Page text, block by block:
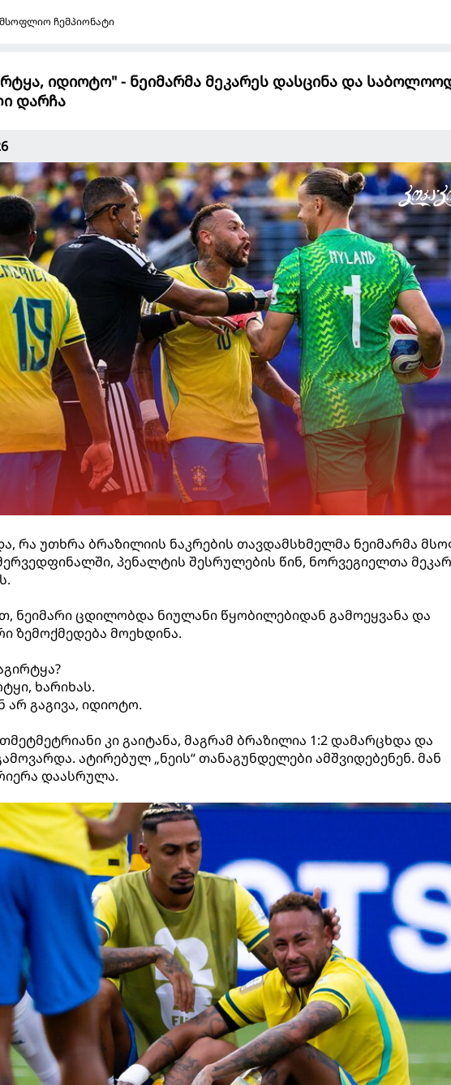
მსოფლიო ჩემპიონატი
იდიოტო" - ნეიმარმა მეკარეს დასცინა და
დარჩა
რა უთხრა ბრაზილიის ნაკრების თავდამსხმელმა ნეიმარმა
პენალტის შესრულების წინ, ნორვეგიელთა
ნეიმარი ცდილობდა ნიულანი წყობილებიდან გამოეყვანა და
ზემოქმედება მოეხდინა.
ხარიხას.
არ გაგივა, იდიოტო.
კი გაიტანა, მაგრამ ბრაზილია 1:2 დამარცხდა და
ატირებულ „ნეის“ თანაგუნდელები ამშვიდებენენ. მან
დაასრულა.